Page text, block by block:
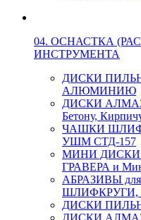
04. ОСНАСТКА
ИНСТРУМЕНТА
ДИСКИ
АЛЮМИНИЮ
ДИСКИ
Бетону,
ЧАШКИ
УШМ СТД-157
МИНИ ДИСКИ
ГРАВЕРА и
АБРАЗИВЫ для
ШЛИФКРУГИ,
ДИСКИ
ДИСКИ